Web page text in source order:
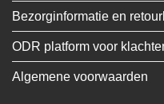
Bezorginformatie en
ODR platform voor
Algemene voorwaarden